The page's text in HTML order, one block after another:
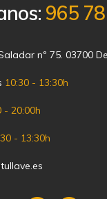
965
nº 75. 03700
10:30 - 13:30h
- 20:00h
- 13:30h